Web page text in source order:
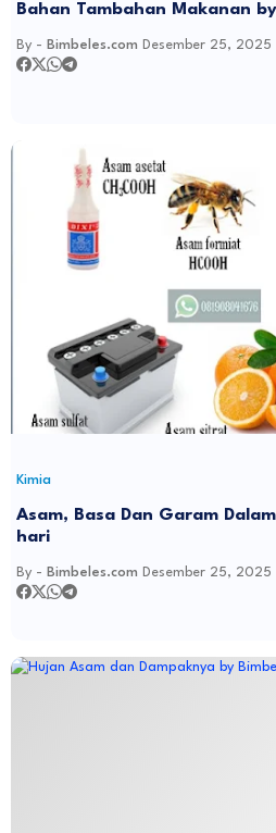
Bahan Tambahan Makanan
By - Bimbeles.com Desember 25, 2025
Kimia
Asam, Basa Dan Garam
hari
By - Bimbeles.com Desember 25, 2025